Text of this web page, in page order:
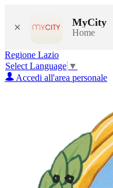
× MyCity
Home
Regione Lazio
Select Language ▼
Accedi all'area personale